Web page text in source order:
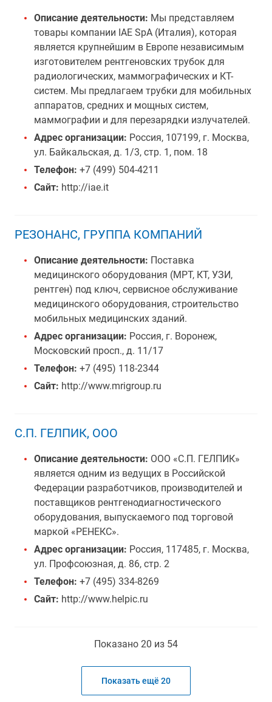
Описание деятельности: Мы представляем
товары компании IAE SpA (Италия), которая
является крупнейшим в Европе независимым
изготовителем рентгеновских трубок для
радиологических, маммографических и КТ-
систем. Мы предлагаем трубки для мобильных
аппаратов, средних и мощных систем,
маммографии и для перезарядки излучателей.
Адрес организации: Россия, 107199, г. Москва,
ул. Байкальская, д. 1/3, стр. 1, пом. 18
Телефон: +7 (499) 504-4211
Сайт: http://iae.it
РЕЗОНАНС, ГРУППА КОМПАНИЙ
Описание деятельности: Поставка
медицинского оборудования (МРТ, КТ, УЗИ,
рентген) под ключ, сервисное обслуживание
медицинского оборудования, строительство
мобильных медицинских зданий.
Адрес организации: Россия, г. Воронеж,
Московский просп., д. 11/17
Телефон: +7 (495) 118-2344
Сайт: http://www.mrigroup.ru
С.П. ГЕЛПИК, ООО
Описание деятельности: ООО «С.П. ГЕЛПИК»
является одним из ведущих в Российской
Федерации разработчиков, производителей и
поставщиков рентгенодиагностического
оборудования, выпускаемого под торговой
маркой «РЕНЕКС».
Адрес организации: Россия, 117485, г. Москва,
ул. Профсоюзная, д. 86, стр. 2
Телефон: +7 (495) 334-8269
Сайт: http://www.helpic.ru
Показано 20 из 54
Показать ещё 20